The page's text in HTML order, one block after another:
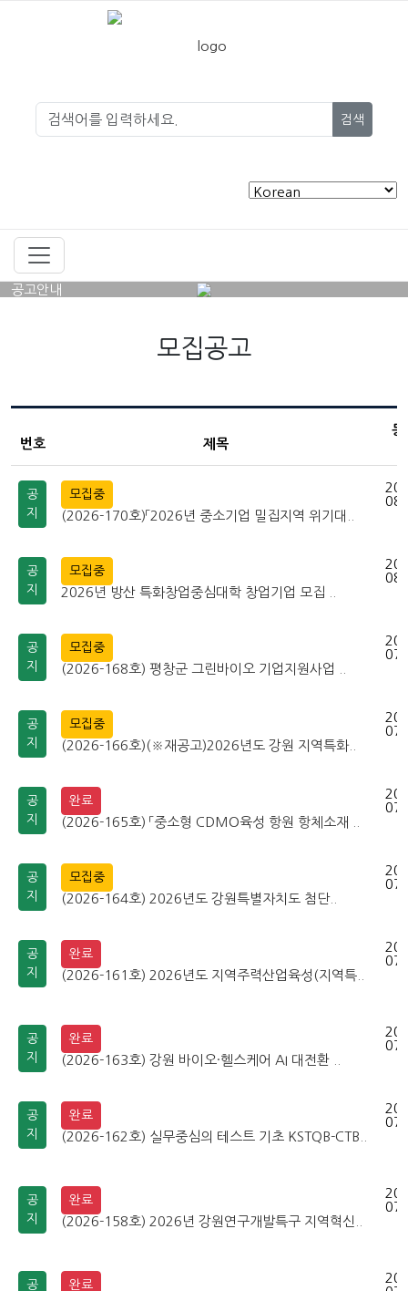
검색
공고안내
모집공고
번호 제목
등
공
지
모집중
(2026-170호)「2026년 중소기업 밀집지역 위기대..
공
지
모집중
2026년 방산 특화창업중심대학 창업기업 모집 ..
공
지
모집중
(2026-168호) 평창군 그린바이오 기업지원사업 ..
공
지
모집중
(2026-166호)(※재공고)2026년도 강원 지역특화..
공
지
완료
(2026-165호) 「중소형 CDMO육성 항원 항체소재 ..
공
지
모집중
(2026-164호) 2026년도 강원특별자치도 첨단..
공
지
완료
(2026-161호) 2026년도 지역주력산업육성(지역특..
공
지
완료
(2026-163호) 강원 바이오·헬스케어 AI 대전환 ..
공
지
완료
(2026-162호) 실무중심의 테스트 기초 KSTQB-CTB..
공
지
완료
(2026-158호) 2026년 강원연구개발특구 지역혁신..
공
완료